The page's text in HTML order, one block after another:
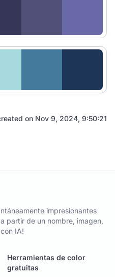
on Nov 9, 2024, 9:50:21
impresionantes
partir de un nombre, imagen,
IA!
Herramientas de color
gratuitas